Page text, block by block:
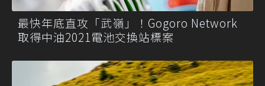
最快年底直攻「武嶺」！Gogoro Network
取得中油2021電池交換站標案